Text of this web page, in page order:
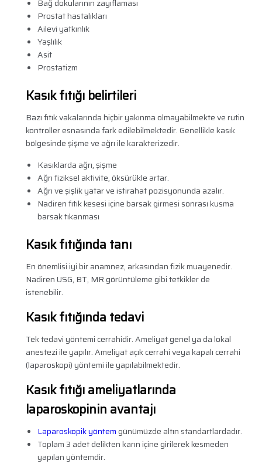
Bağ dokularının zayıflaması
Prostat hastalıkları
Ailevi yatkınlık
Yaşlılık
Asit
Prostatizm
Kasık fıtığı belirtileri
Bazı fıtık vakalarında hiçbir yakınma olmayabilmekte ve rutin
kontroller esnasında fark edilebilmektedir. Genellikle kasık
bölgesinde şişme ve ağrı ile karakterizedir.
Kasıklarda ağrı, şişme
Ağrı fiziksel aktivite, öksürükle artar.
Ağrı ve şişlik yatar ve istirahat pozisyonunda azalır.
Nadiren fıtık kesesi içine barsak girmesi sonrası kusma
barsak tıkanması
Kasık fıtığında tanı
En önemlisi iyi bir anamnez, arkasından fizik muayenedir.
Nadiren USG, BT, MR görüntüleme gibi tetkikler de
istenebilir.
Kasık fıtığında tedavi
Tek tedavi yöntemi cerrahidir. Ameliyat genel ya da lokal
anestezi ile yapılır. Ameliyat açık cerrahi veya kapalı cerrahi
(laparoskopi) yöntemi ile yapılabilmektedir.
Kasık fıtığı ameliyatlarında
laparoskopinin avantajı
Laparoskopik yöntemgünümüzde altın standartlardadır.
Toplam 3 adet delikten karın içine girilerek kesmeden
yapılan yöntemdir.